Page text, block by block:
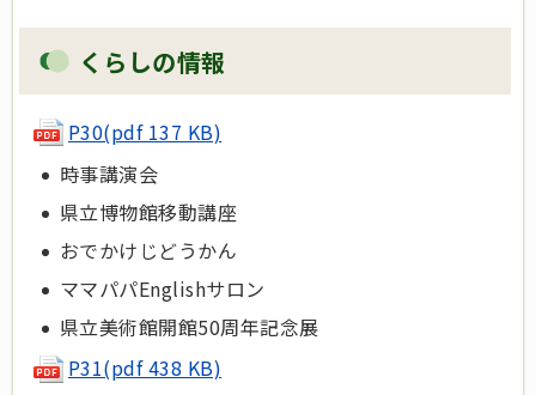
くらしの情報
P30(pdf 137 KB)
時事講演会
県立博物館移動講座
おでかけじどうかん
ママパパEnglishサロン
県立美術館開館50周年記念展
P31(pdf 438 KB)